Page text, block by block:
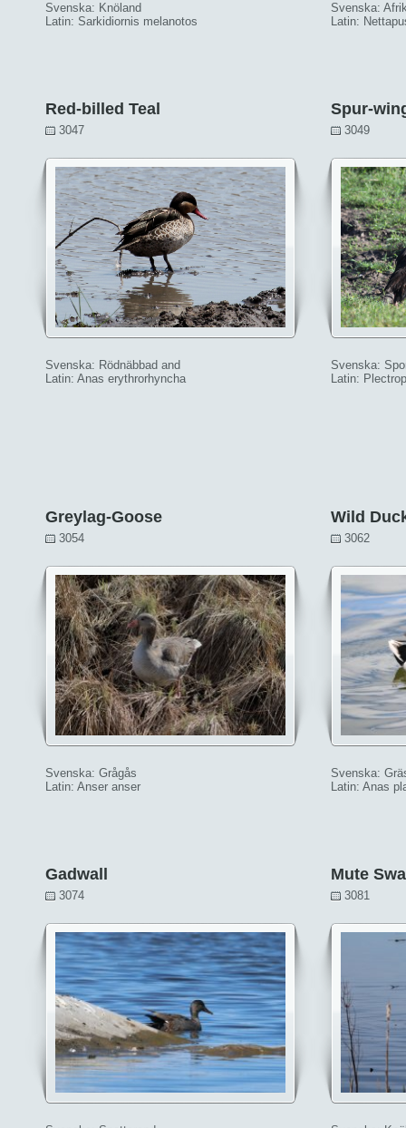
Svenska: Knöland
Latin: Sarkidiornis melanotos
Svenska:
Latin:
Red-billed Teal
3047
Svenska: Rödnäbbad and
Latin: Anas erythrorhyncha
Spur-
3049
Svenska:
Latin:
Greylag-Goose
3054
Svenska: Grågås
Latin: Anser anser
Wild
3062
Svenska:
Latin: Anas
Gadwall
3074
Mute
3081